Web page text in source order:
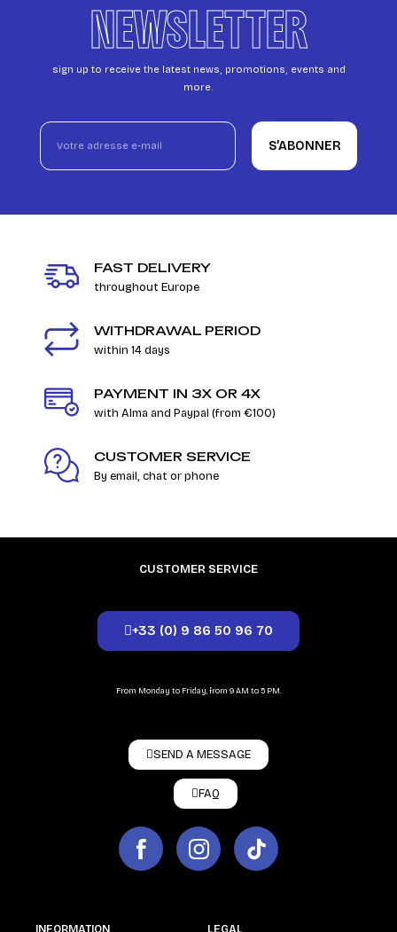
NEWSLETTER
sign up to receive the latest news, promotions, events and
more.
S’ABONNER
FAST DELIVERY
throughout Europe
WITHDRAWAL PERIOD
within 14 days
PAYMENT IN 3X OR 4X
with Alma and Paypal (from €100)
CUSTOMER SERVICE
By email, chat or phone
CUSTOMER SERVICE
+33 (0) 9 86 50 96 70
From Monday to Friday, from 9 AM to 5 PM.
SEND A MESSAGE
FAQ
INFORMATION LEGAL